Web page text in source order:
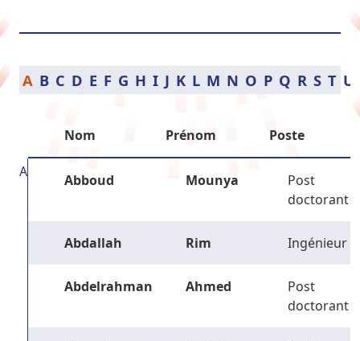
A B C D E F G H I J K L M N O P Q R S T U
Nom Prénom Poste
A Abboud Mounya
Post
doctorant
Abdallah Rim Ingénieur
Abdelrahman Ahmed
Post
doctorant